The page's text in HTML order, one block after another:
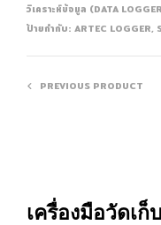
วิเคราะห์ข้อมูล (DATA
ป้ายกำกับ: ARTEC LOGGER,
PREVIOUS PRODUCT
เครื่องมือวัดเก็